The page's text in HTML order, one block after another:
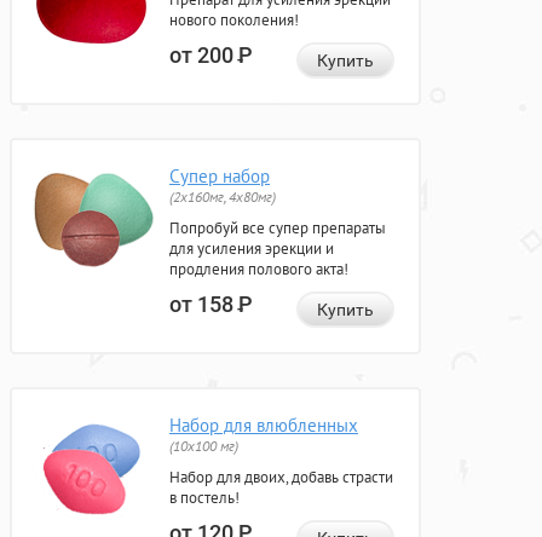
нового поколения!
от 200Р Купить
Супер набор
(2х160мг, 4х80мг)
Попробуй все супер препараты
для усиления эрекции и
продления полового акта!
от 158Р Купить
Набор для влюбленных
(10х100 мг)
Набор для двоих, добавь страсти
в постель!